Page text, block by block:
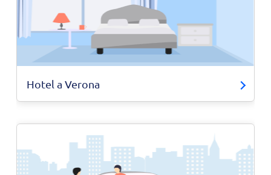
Hotel a Verona